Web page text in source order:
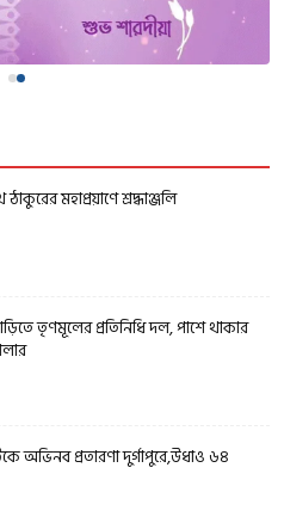
মহাপ্রয়াণে শ্রদ্ধাঞ্জলি
তৃণমূলের প্রতিনিধি দল, পাশে থাকার
অভিনব প্রতারণা দুর্গাপুরে,উধাও ৬৪